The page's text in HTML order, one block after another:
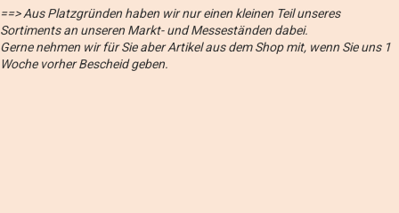
==> Aus Platzgründen haben wir nur einen kleinen Teil unseres
Sortiments an unseren Markt- und Messeständen dabei.
Gerne nehmen wir für Sie aber Artikel aus dem Shop mit, wenn Sie uns 1
Woche vorher Bescheid geben.